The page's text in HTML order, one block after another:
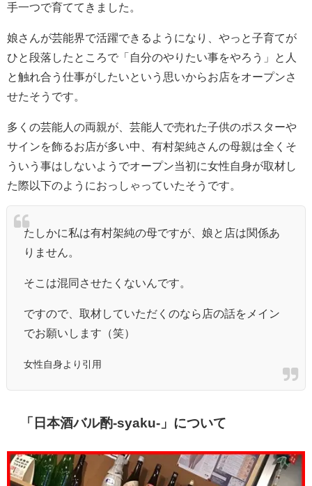
手一つで育ててきました。
娘さんが芸能界で活躍できるようになり、やっと子育てが
ひと段落したところで「自分のやりたい事をやろう」と人
と触れ合う仕事がしたいという思いからお店をオープンさ
せたそうです。
多くの芸能人の両親が、芸能人で売れた子供のポスターや
サインを飾るお店が多い中、有村架純さんの母親は全くそ
ういう事はしないようでオープン当初に女性自身が取材し
た際以下のようにおっしゃっていたそうです。
たしかに私は有村架純の母ですが、娘と店は関係あ
りません。
そこは混同させたくないんです。
ですので、取材していただくのなら店の話をメイン
でお願いします（笑）
女性自身より引用
「日本酒バル酌-syaku-」について